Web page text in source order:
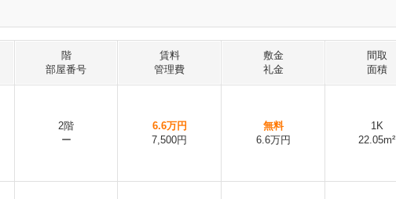
階
部屋番号
賃料
管理費
敷金
礼金
間取
面積
2階
ー
6.6万円
7,500円
無料
6.6万円
1K
22.05m²